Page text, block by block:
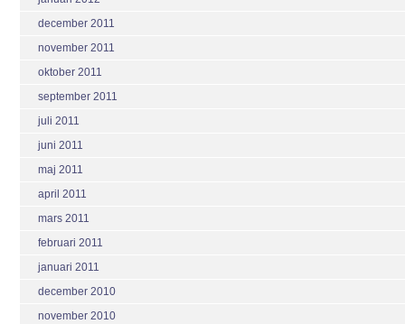
december 2011
november 2011
oktober 2011
september 2011
juli 2011
juni 2011
maj 2011
april 2011
mars 2011
februari 2011
januari 2011
december 2010
november 2010